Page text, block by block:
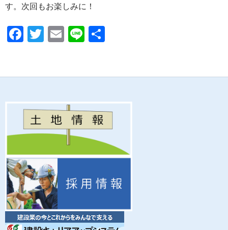
す。次回もお楽しみに！
F
b
o
o
k
T
er
E
Li